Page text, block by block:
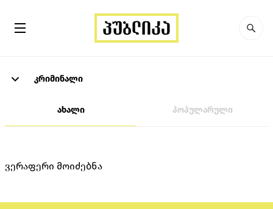
კრიმინალი
ახალი პოპულარული
ვერაფერი მოიძებნა